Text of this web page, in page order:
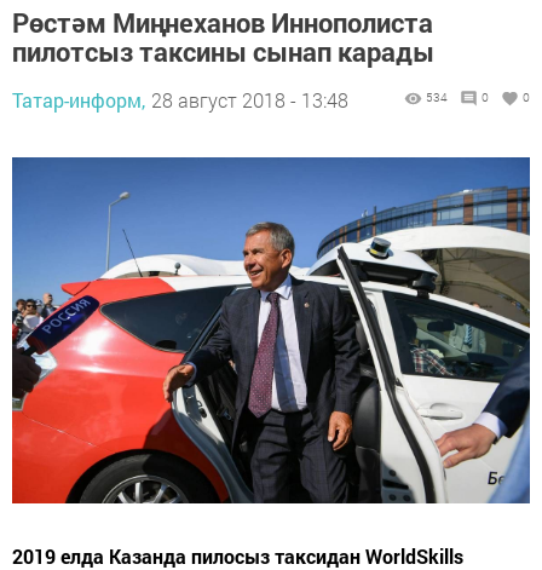
Рөстәм Миңнеханов Иннополиста
пилотсыз таксины сынап карады
Татар-информ, 28 август 2018 - 13:48 534 0 0
2019 елда Казанда пилосыз таксидан WorldSkills